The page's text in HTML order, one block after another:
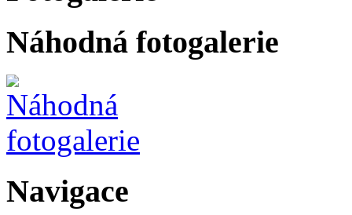
Náhodná fotogalerie
Navigace